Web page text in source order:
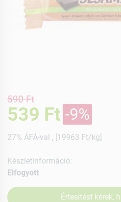
590 Ft
539 Ft -9%
27% ÁFÁ-val , [19963 Ft/kg]
Készletinformáció:
Elfogyott
Értesítést kérek,